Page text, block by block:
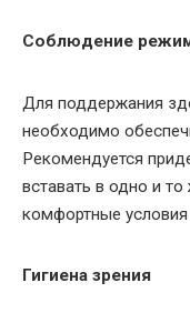
Соблюдение
Для поддержания
необходимо
Рекомендуется
вставать в одно и
комфортные
Гигиена зрения